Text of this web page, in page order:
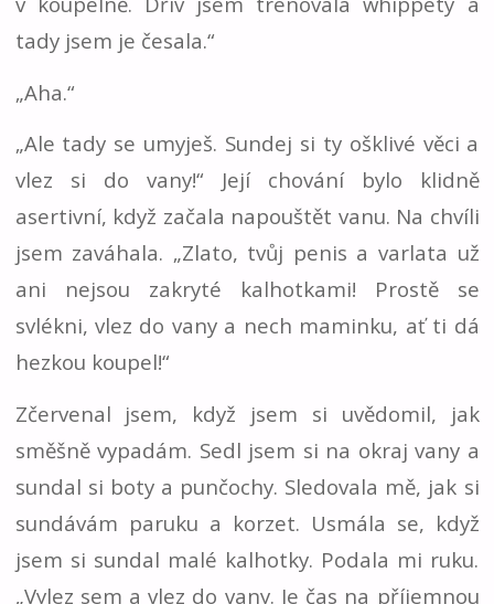
tady jsem je česala.“
„Aha.“
„Ale tady se umyješ. Sundej si ty ošklivé věci a
vlez si do vany!“ Její chování bylo klidně
asertivní, když začala napouštět vanu. Na chvíli
jsem zaváhala. „Zlato, tvůj penis a varlata už
ani nejsou zakryté kalhotkami! Prostě se
svlékni, vlez do vany a nech maminku, ať ti dá
hezkou koupel!“
Zčervenal jsem, když jsem si uvědomil, jak
směšně vypadám. Sedl jsem si na okraj vany a
sundal si boty a punčochy. Sledovala mě, jak si
sundávám paruku a korzet. Usmála se, když
jsem si sundal malé kalhotky. Podala mi ruku.
„Vylez sem a vlez do vany. Je čas na příjemnou